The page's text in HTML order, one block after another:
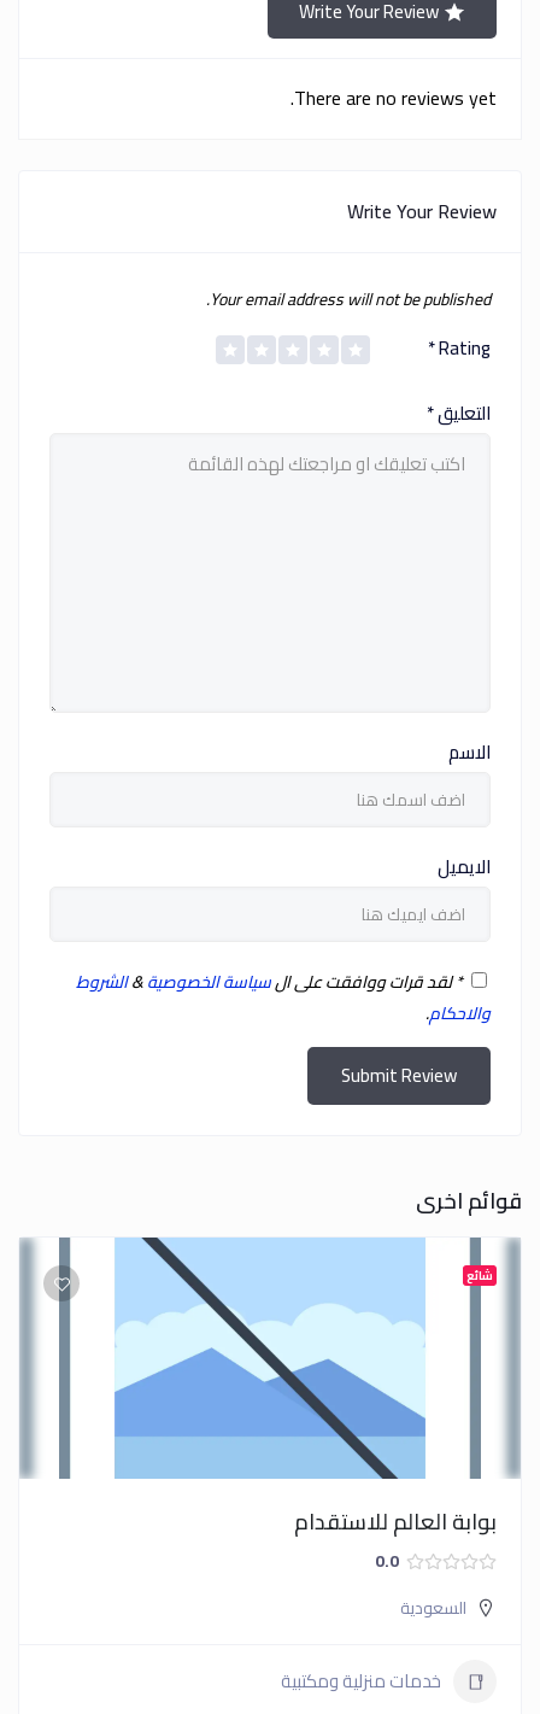
Write Your Review
There are no reviews yet.
Write Your Review
Your email address will not be published.
Rating
*
التعليق*
الاسم
الايميل
*لقد قرات ووافقت على السياسة الخصوصية&الشروط
والاحكام.
Submit Review
قوائم اخرى
شائع
بوابة العالم للاستقدام
0.0
السعودية
خدمات منزلية ومكتبية